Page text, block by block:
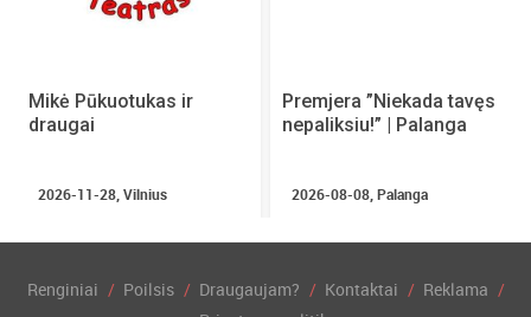
Mikė Pūkuotukas ir
draugai
2026-11-28, Vilnius
Premjera ”Niekada tavęs
nepaliksiu!” | Palanga
2026-08-08, Palanga
Renginiai Poilsis Draugaujam? Kontaktai
Reklama